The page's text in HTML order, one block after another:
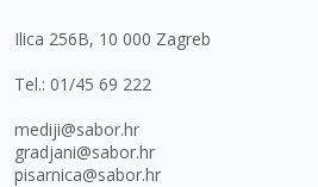
Ilica 256B, 10 000 Zagreb
Tel.: 01/45 69 222
mediji@sabor.hr
gradjani@sabor.hr
pisarnica@sabor.hr